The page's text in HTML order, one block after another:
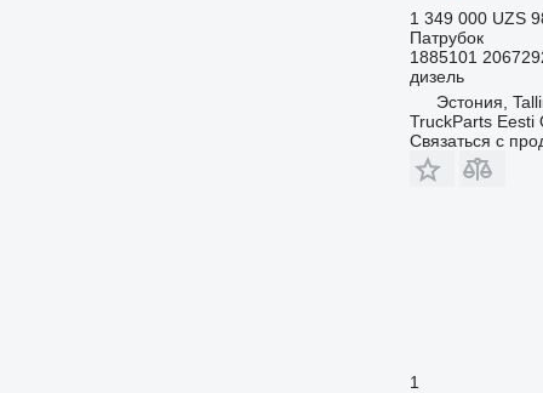
1 349 000 UZS
Патрубок
1885101
дизель
Эстония,
TruckParts Eesti
Связаться с
1